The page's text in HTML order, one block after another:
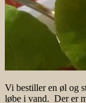
Vi bestiller en øl og
løbe i vand. Der er